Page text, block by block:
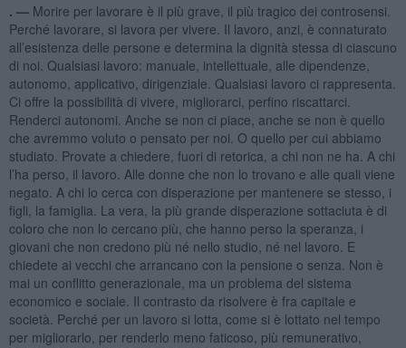
. — Morire per lavorare è il più grave, il più tragico dei controsensi.
Perché lavorare, si lavora per vivere. Il lavoro, anzi, è connaturato
all’esistenza delle persone e determina la dignità stessa di ciascuno
di noi. Qualsiasi lavoro: manuale, intellettuale, alle dipendenze,
autonomo, applicativo, dirigenziale. Qualsiasi lavoro ci rappresenta.
Ci offre la possibilità di vivere, migliorarci, perfino riscattarci.
Renderci autonomi. Anche se non ci piace, anche se non è quello
che avremmo voluto o pensato per noi. O quello per cui abbiamo
studiato. Provate a chiedere, fuori di retorica, a chi non ne ha. A chi
l’ha perso, il lavoro. Alle donne che non lo trovano e alle quali viene
negato. A chi lo cerca con disperazione per mantenere se stesso, i
figli, la famiglia. La vera, la più grande disperazione sottaciuta è di
coloro che non lo cercano più, che hanno perso la speranza, i
giovani che non credono più né nello studio, né nel lavoro. E
chiedete ai vecchi che arrancano con la pensione o senza. Non è
mai un conflitto generazionale, ma un problema del sistema
economico e sociale. Il contrasto da risolvere è fra capitale e
società. Perché per un lavoro si lotta, come si è lottato nel tempo
per migliorarlo, per renderlo meno faticoso, più remunerativo,